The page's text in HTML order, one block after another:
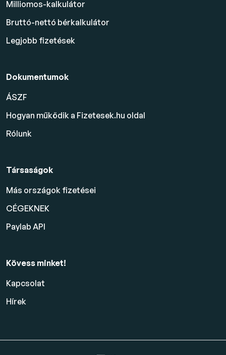
Milliomos-kalkulátor
Bruttó-nettó bérkalkulátor
Legjobb fizetések
Dokumentumok
ÁSZF
Hogyan működik a Fizetesek.hu oldal
Rólunk
Társaságok
Más országok fizetései
CÉGEKNEK
Paylab API
Kövess minket!
Kapcsolat
Hírek